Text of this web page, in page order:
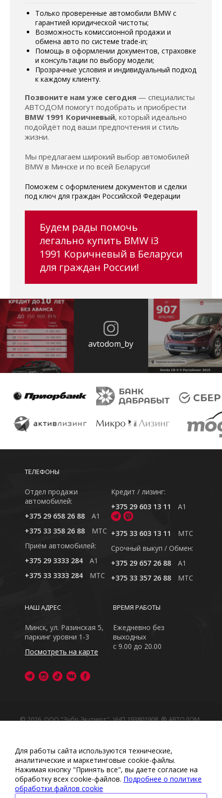
Только проверенные автомобили BMW с
гарантией юридической чистоты;
Возможность комиссионной продажи и
обмена авто по системе trade-in;
Помощь в оформлении документов, страховке
и консультации по выбору модели;
Прозрачные условия и индивидуальный подход
к каждому клиенту.
Позвоните нам уже сегодня — специалисты
АВТОДОМ помогут подобрать и приобрести
BMW 1991 Коричневый, который идеально
подойдёт под ваши предпочтения и стиль
жизни.
Мы предлагаем широкий выбор автомобилей
BMW в Минске и по всей Беларуси!
Поможем с оформлением документов и сделки
под ключ для граждан Российской Федерации
Будем рады помочь
легально купить BMW i3
1991 Коричневый в Беларуси
для граждан России!
avtodom_by
ТЕЛЕФОНЫ
Отдел продажи
автомобилей:
+375 29 658 26 88
A1
+375 33 358 26 88
MTC
Приём автомобилей:
+375 29 3333 284
A1
+375 33 3333 284
MTC
Кредит / лизинг:
+375 29 603 13 11
A1
+375 33 603 13 11
MTC
Cрочный выкуп / Обмен:
+375 29 657 26 88
A1
+375 33 357 26 88
MTC
ВРЕМЯ РАБОТЫ
Ежедневно без
выходных
с 9.00 до 20.00
НАШ АДРЕС
Минск, ул. Разинская 5,
паркинг уровни 1-3
Посмотреть на карте
© 2026, ООО "Зубр Эксперт", УНП 193801908. ® АВТОДОМ
сайт носит исключительно информационный характер
Любое использование либо копирование материалов
или подборки материалов сайта, элементов дизайна и
оформления запрещено
Политика обработки персональных данных
Для работы сайта используются технические,
аналитические и маркетинговые сооkіе-файлы.
Нажимая кнопку "Принять все", вы даете согласие на
обработку всех cookie-файлов. Подробнее о политике
обработки файлов cookie